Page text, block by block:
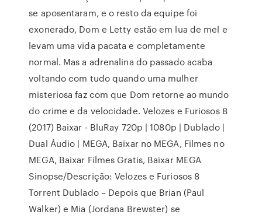
se aposentaram, e o resto da equipe foi
exonerado, Dom e Letty estão em lua de mel e
levam uma vida pacata e completamente
normal. Mas a adrenalina do passado acaba
voltando com tudo quando uma mulher
misteriosa faz com que Dom retorne ao mundo
do crime e da velocidade. Velozes e Furiosos 8
(2017) Baixar - BluRay 720p | 1080p | Dublado |
Dual Áudio | MEGA, Baixar no MEGA, Filmes no
MEGA, Baixar Filmes Gratis, Baixar MEGA
Sinopse/Descrição: Velozes e Furiosos 8
Torrent Dublado – Depois que Brian (Paul
Walker) e Mia (Jordana Brewster) se